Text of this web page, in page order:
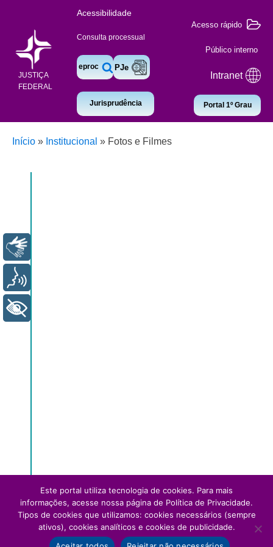
JUSTIÇA
FEDERAL
Acessibilidade
Consulta processual
eproc PJe
Jurisprudência
Acesso rápido
Público interno
Intranet
Portal 1º Grau
Início » Institucional » Fotos e Filmes
Este portal utiliza tecnologia de cookies. Para mais
informações, acesse nossa página de Política de Privacidade.
Tipos de cookies que utilizamos: cookies necessários (sempre
ativos), cookies analíticos e cookies de publicidade.